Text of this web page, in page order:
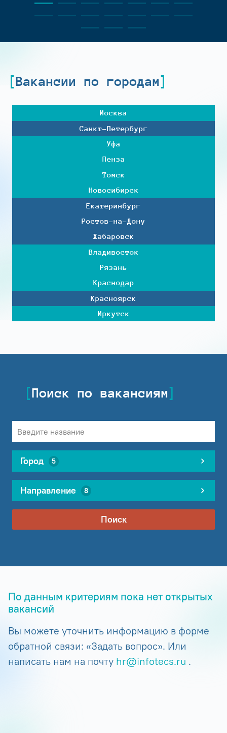
Вакансии по городам
Москва
Санкт-Петербург
Уфа
Пенза
Томск
Новосибирск
Екатеринбург
Ростов-на-Дону
Хабаровск
Владивосток
Рязань
Краснодар
Красноярск
Иркутск
Поиск по вакансиям
Город 5
Направление 8
Поиск
По данным критериям пока нет открытых
вакансий
Вы можете уточнить информацию в форме
обратной связи: «Задать вопрос». Или
написать нам на почту hr@infotecs.ru .